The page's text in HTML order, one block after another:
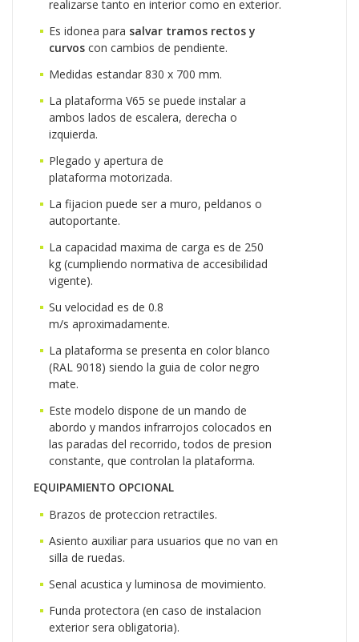
realizarse tanto en interior como en exterior.
Es idonea para salvar tramos rectos y
curvos con cambios de pendiente.
Medidas estandar 830 x 700 mm.
La plataforma V65 se puede instalar a
ambos lados de escalera, derecha o
izquierda.
Plegado y apertura de
plataforma motorizada.
La fijacion puede ser a muro, peldanos o
autoportante.
La capacidad maxima de carga es de 250
kg (cumpliendo normativa de accesibilidad
vigente).
Su velocidad es de 0.8
m/s aproximadamente.
La plataforma se presenta en color blanco
(RAL 9018) siendo la guia de color negro
mate.
Este modelo dispone de un mando de
abordo y mandos infrarrojos colocados en
las paradas del recorrido, todos de presion
constante, que controlan la plataforma.
EQUIPAMIENTO OPCIONAL
Brazos de proteccion retractiles.
Asiento auxiliar para usuarios que no van en
silla de ruedas.
Senal acustica y luminosa de movimiento.
Funda protectora (en caso de instalacion
exterior sera obligatoria).